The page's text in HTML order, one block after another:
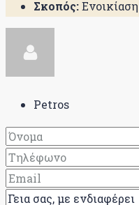
Σκοπός:Ενοικίαση
Petros